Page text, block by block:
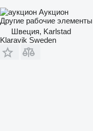
Аукцион
Другие рабочие элементы
Швеция, Karlstad
Klaravik Sweden